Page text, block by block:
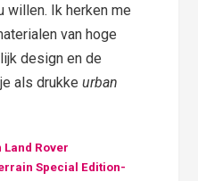
willen. Ik herken me
van hoge
design en de
als drukkeurban
Land Rover
Special Edition-